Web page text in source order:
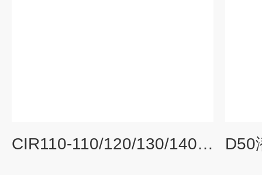
CIR110-110/120/130/140/150钻头低风压钎头